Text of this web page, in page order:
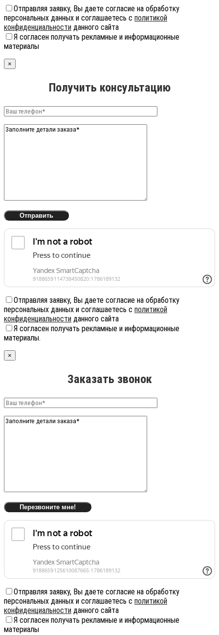
Отправляя заявку, Вы даете согласие на обработку
персональных данных и соглашаетесь с политикой
конфиденциальности данного сайта
Я согласен получать рекламные и информационные
материалы
×
Получить консультацию
Отправляя заявку, Вы даете согласие на обработку
персональных данных и соглашаетесь с политикой
конфиденциальности данного сайта
Я согласен получать рекламные и информационные
материалы.
×
Заказать звонок
Отправляя заявку, Вы даете согласие на обработку
персональных данных и соглашаетесь с политикой
конфиденциальности данного сайта
Я согласен получать рекламные и информационные
материалы